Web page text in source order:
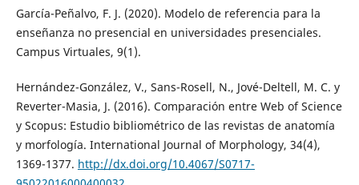
García-Peñalvo, F. J. (2020). Modelo de referencia para la
enseñanza no presencial en universidades presenciales.
Campus Virtuales, 9(1).
Hernández-González, V., Sans-Rosell, N., Jové-Deltell, M. C. y
Reverter-Masia, J. (2016). Comparación entre Web of Science
y Scopus: Estudio bibliométrico de las revistas de anatomía
y morfología. International Journal of Morphology, 34(4),
1369-1377. http://dx.doi.org/10.4067/S0717-